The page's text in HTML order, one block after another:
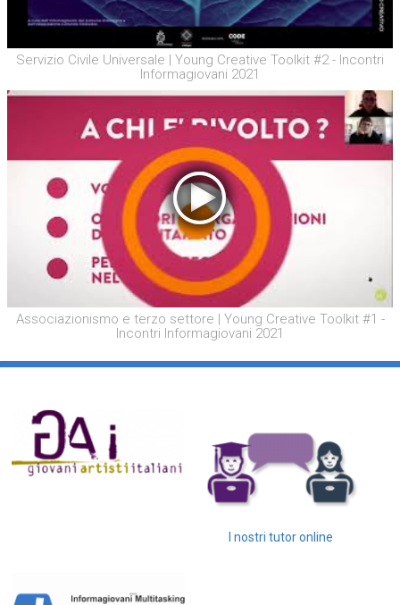
Servizio Civile Universale | Young Creative Toolkit #2 - Incontri
Informagiovani 2021
Associazionismo e terzo settore | Young Creative Toolkit #1 -
Incontri Informagiovani 2021
I nostri tutor online